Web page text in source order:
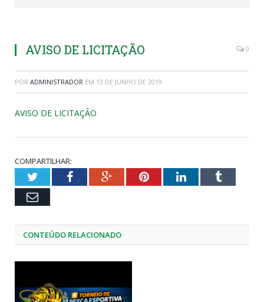
AVISO DE LICITAÇÃO 0
POR ADMINISTRADOR EM 13 DE JUNHO DE 2019
AVISO DE LICITAÇÃO
COMPARTILHAR:
TwitterFacebookGoogle+PinterestLinkedInTumblr
Email
CONTEÚDO RELACIONADO